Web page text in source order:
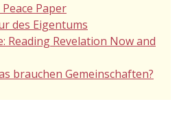
Paper
des Eigentums
Reading Revelation Now and
brauchen Gemeinschaften?